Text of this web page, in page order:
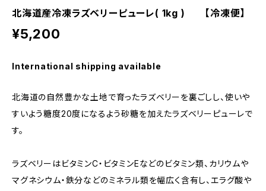
北海道産冷凍ラズベリーピューレ( 1kg ) 【冷凍便】
¥5,200
International shipping available
北海道の自然豊かな土地で育ったラズベリーを裏ごしし、使いや
すいよう糖度20度になるよう砂糖を加えたラズベリーピューレで
す。
ラズベリーはビタミンC・ビタミンEなどのビタミン類、カリウムや
マグネシウム・鉄分などのミネラル類を幅広く含有し、エラグ酸や